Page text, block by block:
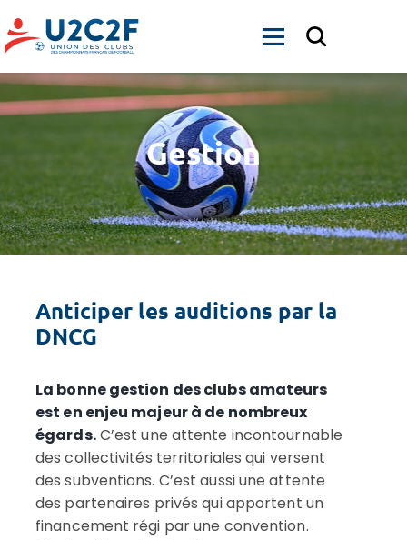
ACCUEIL
NOUS CONNAÎTRE
SERVICES
PARTENAIRES
ACTUALITÉS
CONTACT
ADHÉRER
SE CONNECTER
Gestion
Anticiper les auditions par la
DNCG
La bonne gestion des clubs amateurs
est en enjeu majeur à de nombreux
égards.C’est une attente incontournable
des collectivités territoriales qui versent
des subventions. C’est aussi une attente
des partenaires privés qui apportent un
financement régi par une convention.